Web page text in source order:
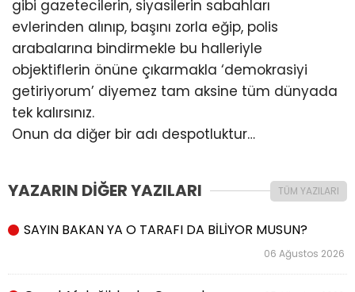
gibi gazetecilerin, siyasilerin sabahları
evlerinden alınıp, başını zorla eğip, polis
arabalarına bindirmekle bu halleriyle
objektiflerin önüne çıkarmakla ‘demokrasiyi
getiriyorum’ diyemez tam aksine tüm dünyada
tek kalırsınız.
Onun da diğer bir adı despotluktur…
YAZARIN DİĞER YAZILARI TÜM YAZILARI
SAYIN BAKAN YA O TARAFI DA BİLİYOR MUSUN?
06 Ağustos 2026